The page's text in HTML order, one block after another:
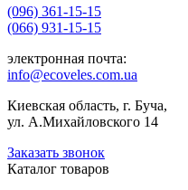
(096) 361-15-15
(066) 931-15-15
электронная почта:
info@ecoveles.com.ua
Киевская область, г. Буча,
ул. А.Михайловского 14
Заказать звонок
Каталог товаров